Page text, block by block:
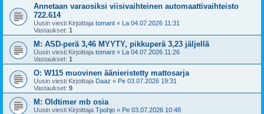
Annetaan varaosiksi viisivaihteinen automaattivaihteisto
722.614
Uusin viesti Kirjoittaja tomant « La 04.07.2026 11:31
Vastaukset: 1
M: ASD-perä 3,46 MYYTY, pikkuperä 3,23 jäljellä
Uusin viesti Kirjoittaja tomant « La 04.07.2026 11:26
Vastaukset: 1
O: W115 muovinen äänieristetty mattosarja
Uusin viesti Kirjoittaja Daaz « Pe 03.07.2026 19:31
Vastaukset: 9
M: Oldtimer mb osia
Uusin viesti Kirjoittaja Tpohjo « Pe 03.07.2026 10:48